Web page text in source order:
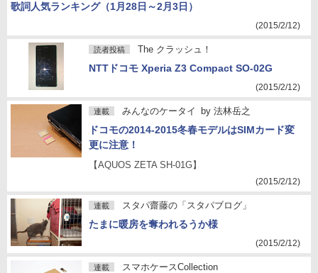
歌詞人気ランキング（1月28日～2月3日）
(2015/2/12)
読者投稿 The クラッシュ！
NTTドコモ Xperia Z3 Compact SO-02G
(2015/2/12)
連載 みんなのケータイ by 法林岳之
ドコモの2014-2015冬春モデルはSIMカード変
更に注意！
【AQUOS ZETA SH-01G】
(2015/2/12)
連載 スタパ齋藤の「スタパブログ」
たまに暖房を奪われるうか様
(2015/2/12)
連載 スマホケースCollection